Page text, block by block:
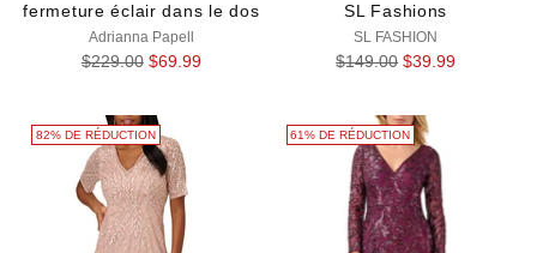
fermeture éclair dans le dos
Adrianna Papell
Prix
$229.00 $69.99
SL Fashions
SL FASHION
Prix
$149.00 $39.99
82% DE RÉDUCTION 61% DE RÉDUCTION